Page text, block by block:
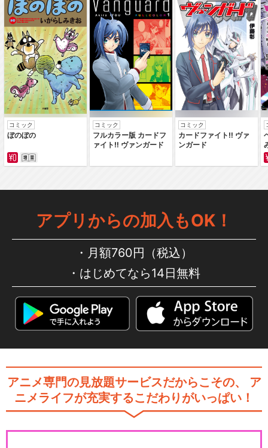
コミック
ぼのぼの
コミック
フルカラー版 カードフ
ァイト‼ ヴァンガード
コミック
カードファイト‼ ヴァ
ンガード
アプリからの加入もOK！
月額760円（税込）
はじめてなら14日無料
アニメ専門の見放題サービスだからこその、
ア
ニメライフが充実するこだわりがいっぱい！